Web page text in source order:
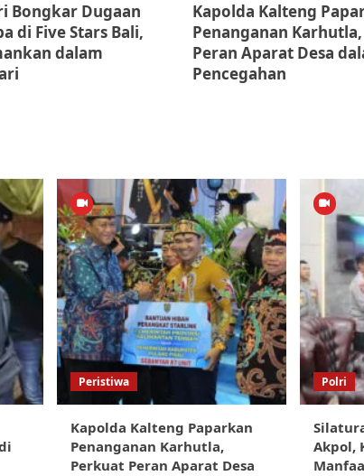
Bongkar Dugaan
di Five Stars Bali,
dalam
Kapolda Kalteng
Penanganan
Peran Aparat Desa
Pencegahan
Peristiwa
Kapolda Kalteng Paparkan
Penanganan Karhutla,
Perkuat Peran Aparat Desa
Polri
Akpol,